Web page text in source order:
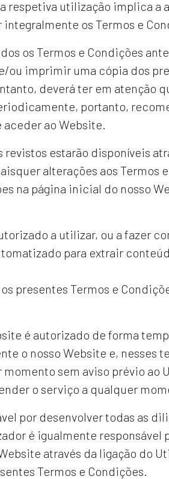
respetiva utilização implica
os Termos e
os Termos e Condições
ou imprimir uma cópia dos
deverá ter em atenção
portanto,
ao Website.
revistos estarão disponíveis
alterações aos Termos
na página inicial do nosso
a utilizar, ou a fazer
para extrair
presentes Termos e
é autorizado de forma
o nosso Website e, nesses
momento sem aviso prévio
o serviço a qualquer
por desenvolver todas as
é igualmente responsável
através da ligação do
Termos e Condições.